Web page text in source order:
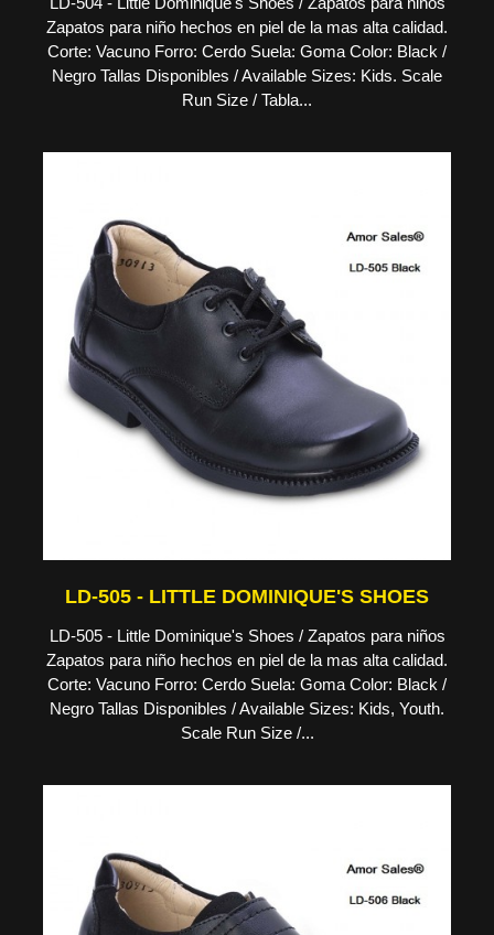
Zapatos para niño hechos en piel de la mas alta calidad.
Corte: Vacuno Forro: Cerdo Suela: Goma Color: Black /
Negro Tallas Disponibles / Available Sizes: Kids. Scale
Run Size / Tabla...
LD-505 - LITTLE DOMINIQUE'S SHOES
LD-505 - Little Dominique's Shoes / Zapatos para niños
Zapatos para niño hechos en piel de la mas alta calidad.
Corte: Vacuno Forro: Cerdo Suela: Goma Color: Black /
Negro Tallas Disponibles / Available Sizes: Kids, Youth.
Scale Run Size /...